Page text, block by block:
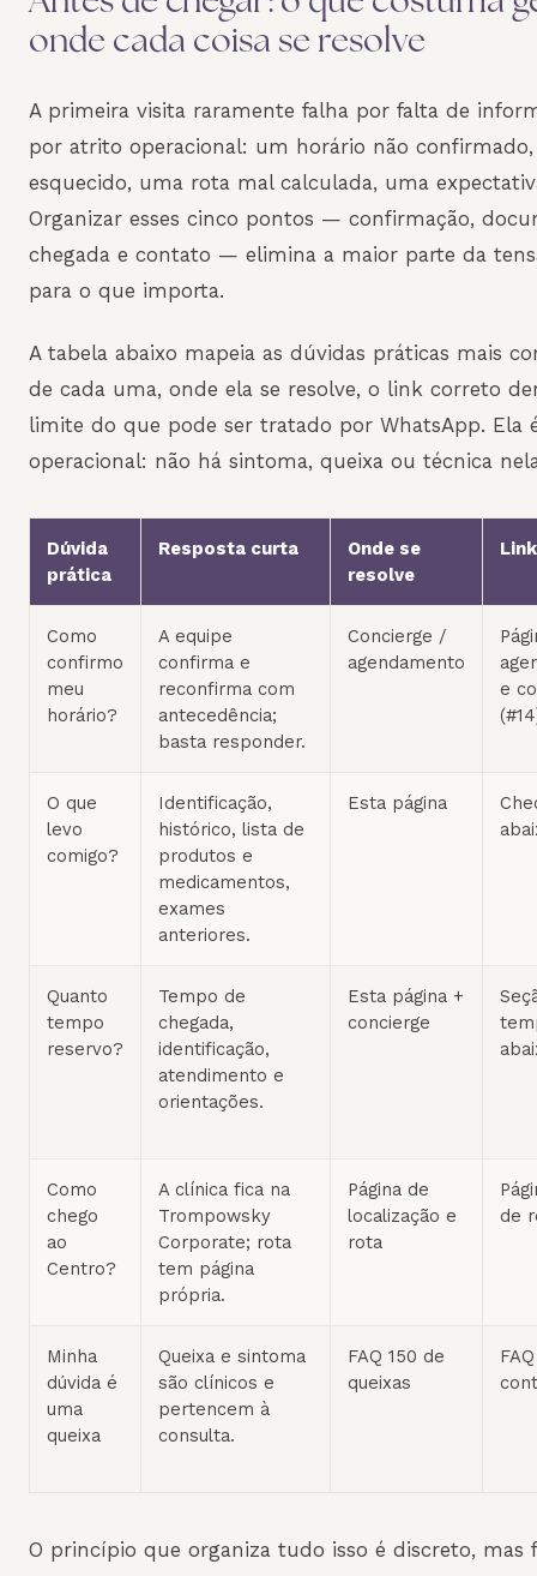
onde cada coisa se resolve
A primeira visita raramente falha por falta de
por atrito operacional: um horário não
esquecido, uma rota mal calculada, uma
Organizar esses cinco pontos — confirmação,
chegada e contato — elimina a maior parte da
para o que importa.
A tabela abaixo mapeia as dúvidas práticas mais
de cada uma, onde ela se resolve, o link correto
limite do que pode ser tratado por WhatsApp. Ela
operacional: não há sintoma, queixa ou técnica
Dúvida
prática
Resposta curta
Onde se
resolve
Como
confirmo
meu
horário?
A equipe
confirma e
reconfirma com
antecedência;
basta responder.
Concierge /
agendamento
e
O que
levo
comigo?
Identificação,
histórico, lista de
produtos e
medicamentos,
exames
anteriores.
Esta página
Quanto
tempo
reservo?
Tempo de
chegada,
identificação,
atendimento e
orientações.
Esta página +
concierge
Como
chego
ao
Centro?
A clínica fica na
Trompowsky
Corporate; rota
tem página
própria.
Página de
localização e
rota
de
Minha
dúvida é
uma
queixa
Queixa e sintoma
são clínicos e
pertencem à
consulta.
FAQ 150 de
queixas
O princípio que organiza tudo isso é discreto, mas